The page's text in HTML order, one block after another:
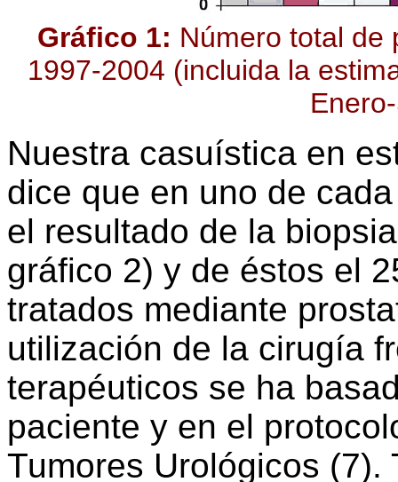
Gráfico 1: Número total de
1997-2004 (incluida la
Nuestra casuística en
dice que en uno de
el resultado de la
gráfico 2) y de éstos el
tratados mediante
utilización de la cirugía
terapéuticos se ha
paciente y en el
Tumores Urológicos (7).